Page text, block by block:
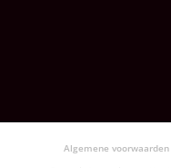
Algemene voorwaarden